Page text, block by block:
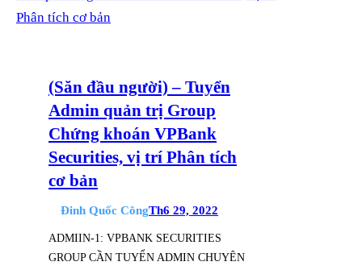
(Săn đầu người) – Tuyển
Admin quản trị Group
Chứng khoán VPBank
Securities, vị trí Phân tích
cơ bản
Đinh Quốc CôngTh6 29, 2022
ADMIIN-1: VPBANK SECURITIES
GROUP CẦN TUYỂN ADMIN CHUYÊN